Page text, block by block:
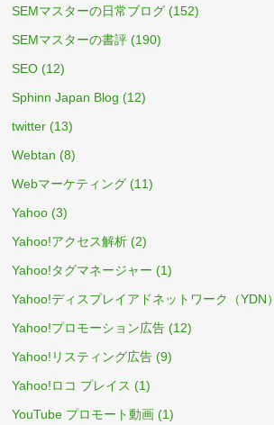
SEMマスターの日常ブログ (152)
SEMマスターの書評 (190)
SEO (12)
Sphinn Japan Blog (12)
twitter (13)
Webtan (8)
Webマーケティング (11)
Yahoo (3)
Yahoo!アクセス解析 (2)
Yahoo!タグマネージャー (1)
Yahoo!ディスプレイアドネットワーク（YDN）
Yahoo!プロモーション広告 (12)
Yahoo!リスティング広告 (9)
Yahoo!ロコ プレイス (1)
YouTube プロモート動画 (1)